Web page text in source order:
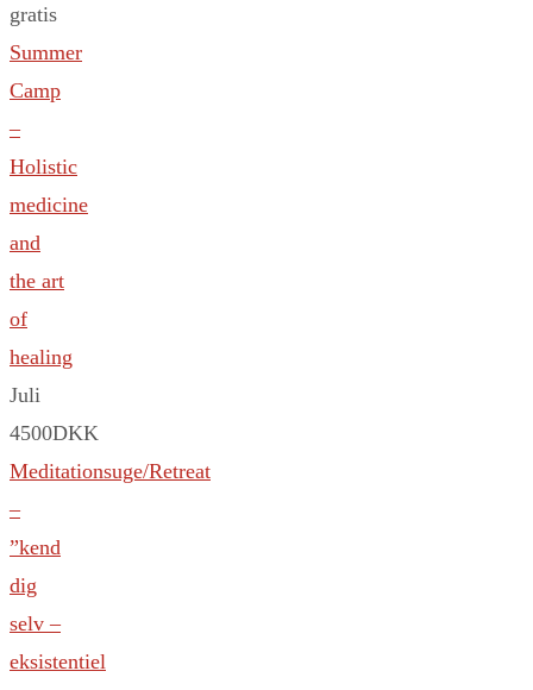
gratis
Summer
Camp
–
Holistic
medicine
and
the art
of
healing
Juli
4500DKK
Meditationsuge/Retreat
–
”kend
dig
selv –
eksistentiel